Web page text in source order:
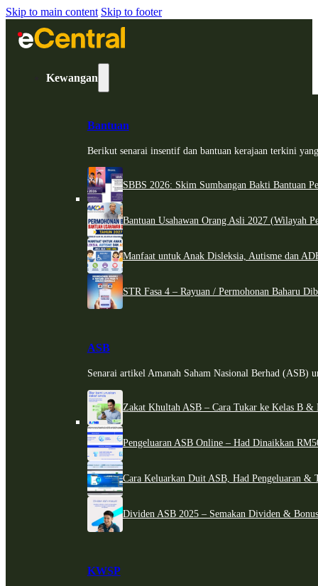
Skip to main content Skip to footer
Kewangan
Bantuan
Berikut senarai insentif dan bantuan kerajaan terkini
SBBS 2026: Skim Sumbangan Bakti Bantuan
Bantuan Usahawan Orang Asli 2027 (Wilayah
Manfaat untuk Anak Disleksia, Autisme dan
STR Fasa 4 – Rayuan / Permohonan Baharu
ASB
Senarai artikel Amanah Saham Nasional Berhad (ASB)
Zakat Khultah ASB – Cara Tukar ke Kelas B &
Pengeluaran ASB Online – Had Dinaikkan
Cara Keluarkan Duit ASB, Had Pengeluaran &
Dividen ASB 2025 – Semakan Dividen &
KWSP